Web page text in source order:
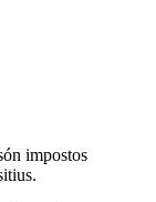
impostos